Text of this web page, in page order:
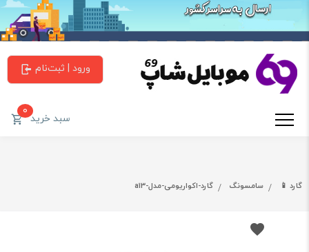
ورود | ثبت‌نام
سبد خرید0
گارد 📱 سامسونگ گارد-اکواریومی-مدل-a13